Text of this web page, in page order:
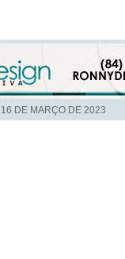
16 DE MARÇO DE 2023